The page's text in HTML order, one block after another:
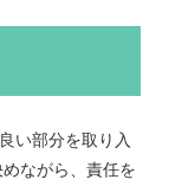
い部分を取り入
ながら、責任を